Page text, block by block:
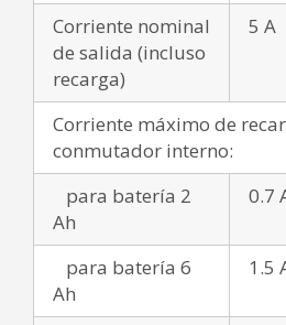
Corriente nominal
de salida (incluso
recarga)
5 A
Corriente máximo de
conmutador interno:
para batería 2
Ah
0.7
para batería 6
Ah
1.5